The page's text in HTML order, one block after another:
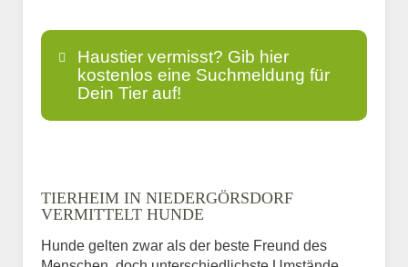
Haustier vermisst? Gib hier
kostenlos eine Suchmeldung für
Dein Tier auf!
E-Mail*
TIERHEIM IN NIEDERGÖRSDORF
VERMITTELT HUNDE
Hunde gelten zwar als der beste Freund des